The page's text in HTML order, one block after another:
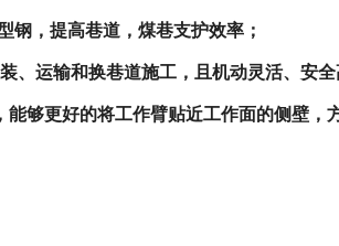
钢，提高巷道，煤巷支护效率；
、运输和换巷道施工，且机动灵活、安全
够更好的将工作臂贴近工作面的侧壁，